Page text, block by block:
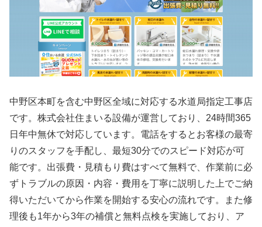
中野区本町を含む中野区全域に対応する水道局指定工事店
です。株式会社住まいる設備が運営しており、24時間365
日年中無休で対応しています。電話をするとお客様の最寄
りのスタッフを手配し、最短30分でのスピード対応が可
能です。出張費・見積もり費はすべて無料で、作業前に必
ずトラブルの原因・内容・費用を丁寧に説明した上でご納
得いただいてから作業を開始する安心の流れです。また修
理後も1年から3年の補償と無料点検を実施しており、ア